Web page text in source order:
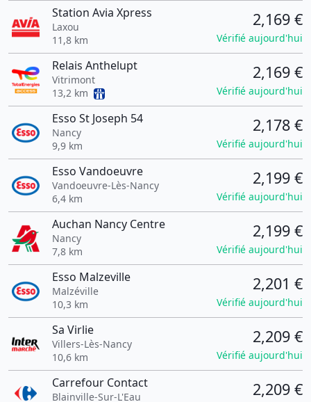
Station Avia Xpress
Laxou
11,8 km
2,169 €
Vérifié aujourd'hui
Relais Anthelupt
Vitrimont
13,2 km
2,169 €
Vérifié aujourd'hui
Esso St Joseph 54
Nancy
9,9 km
2,178 €
Vérifié aujourd'hui
Esso Vandoeuvre
Vandoeuvre-Lès-Nancy
6,4 km
2,199 €
Vérifié aujourd'hui
Auchan Nancy Centre
Nancy
7,8 km
2,199 €
Vérifié aujourd'hui
Esso Malzeville
Malzéville
10,3 km
2,201 €
Vérifié aujourd'hui
Sa Virlie
Villers-Lès-Nancy
10,6 km
2,209 €
Vérifié aujourd'hui
Carrefour Contact
Blainville-Sur-L'Eau
2,209 €